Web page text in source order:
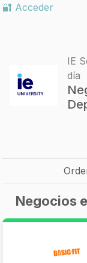
🔐 Acceder
IE
día
Negocios